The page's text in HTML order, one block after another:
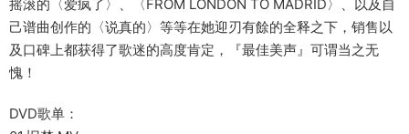
摇滚的〈爱疯了〉、〈FROM LONDON TO MADRID〉、以及自
己谱曲创作的〈说真的〉等等在她迎刃有餘的全释之下，销售以
及口碑上都获得了歌迷的高度肯定，『最佳美声』可谓当之无
愧！
DVD歌单：